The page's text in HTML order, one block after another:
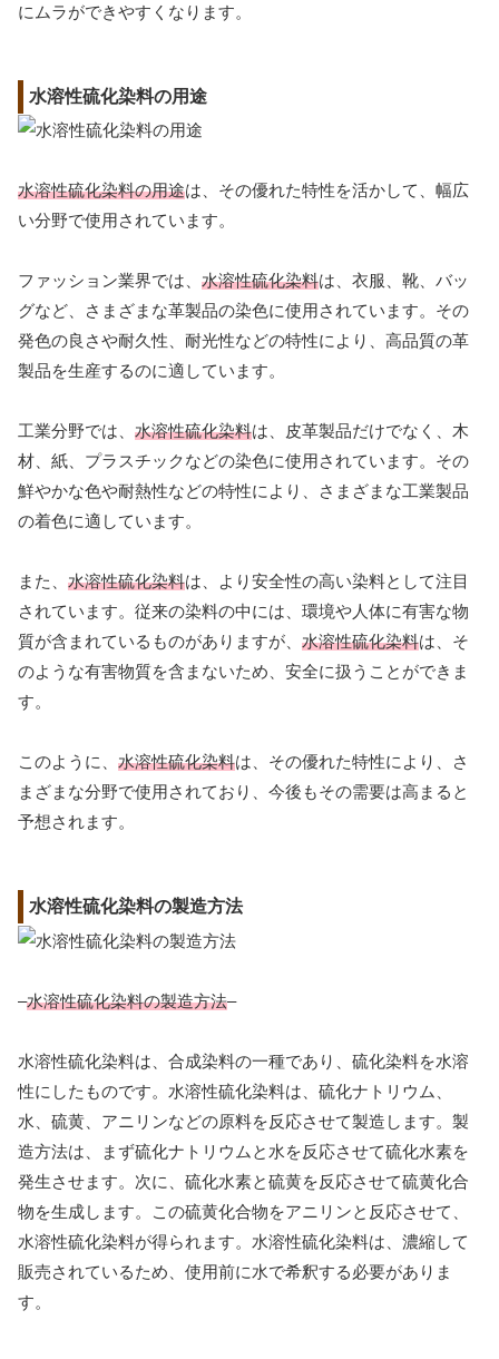
にムラができやすくなります。
水溶性硫化染料の用途
水溶性硫化染料の用途は、その優れた特性を活かして、幅広
い分野で使用されています。
ファッション業界では、 水溶性硫化染料は、衣服、靴、バッ
グなど、さまざまな革製品の染色に使用されています。その
発色の良さや耐久性、耐光性などの特性により、高品質の革
製品を生産するのに適しています。
工業分野では、 水溶性硫化染料は、皮革製品だけでなく、木
材、紙、プラスチックなどの染色に使用されています。その
鮮やかな色や耐熱性などの特性により、さまざまな工業製品
の着色に適しています。
また、 水溶性硫化染料は、より安全性の高い染料として注目
されています。従来の染料の中には、環境や人体に有害な物
質が含まれているものがありますが、 水溶性硫化染料は、そ
のような有害物質を含まないため、安全に扱うことができま
す。
このように、 水溶性硫化染料は、その優れた特性により、さ
まざまな分野で使用されており、今後もその需要は高まると
予想されます。
水溶性硫化染料の製造方法
–水溶性硫化染料の製造方法–
水溶性硫化染料は、合成染料の一種であり、硫化染料を水溶
性にしたものです。水溶性硫化染料は、硫化ナトリウム、
水、硫黄、アニリンなどの原料を反応させて製造します。製
造方法は、まず硫化ナトリウムと水を反応させて硫化水素を
発生させます。次に、硫化水素と硫黄を反応させて硫黄化合
物を生成します。この硫黄化合物をアニリンと反応させて、
水溶性硫化染料が得られます。水溶性硫化染料は、濃縮して
販売されているため、使用前に水で希釈する必要がありま
す。